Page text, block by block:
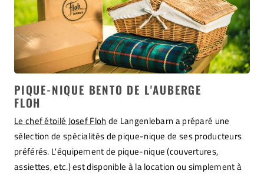
PIQUE-NIQUE BENTO DE L'AUBERGE
FLOH
Le chef étoilé Josef Floh de Langenlebarn a préparé une
sélection de spécialités de pique-nique de ses producteurs
préférés. L'équipement de pique-nique (couvertures,
assiettes, etc.) est disponible à la location ou simplement à